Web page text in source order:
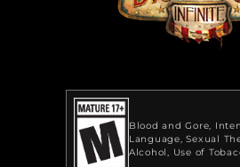
Blood and Gore
Language Sexual
Alcohol
Use of